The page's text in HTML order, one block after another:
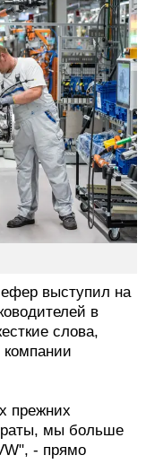
выступил на
в
слова,
прежних
мы больше
- прямо